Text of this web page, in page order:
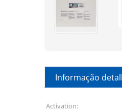
Informação
Activation: